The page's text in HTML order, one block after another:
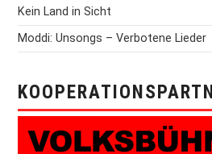
Kein Land in Sicht
Moddi: Unsongs – Verbotene Lieder